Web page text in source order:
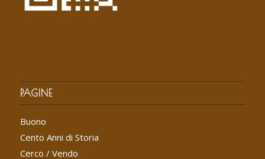
PAGINE
Buono
Cento Anni di Storia
Cerco / Vendo